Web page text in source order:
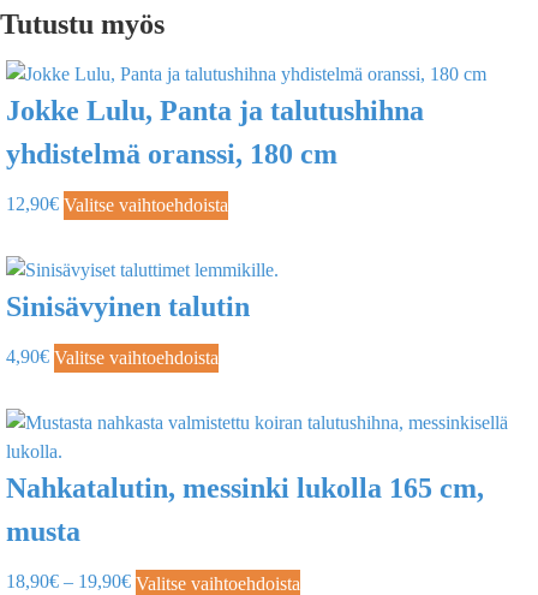
Tutustu myös
Jokke Lulu, Panta ja talutushihna
yhdistelmä oranssi, 180 cm
12,90€ Valitse vaihtoehdoista
Sinisävyinen talutin
4,90€ Valitse vaihtoehdoista
Nahkatalutin, messinki lukolla 165 cm,
musta
18,90€ – 19,90€ Valitse vaihtoehdoista